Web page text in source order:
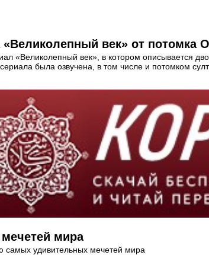
«Великолепный век» от потомка
«Великолепный век», в котором описывается
была озвучена, в том числе и потомком
мира
удивительных мечетей мира